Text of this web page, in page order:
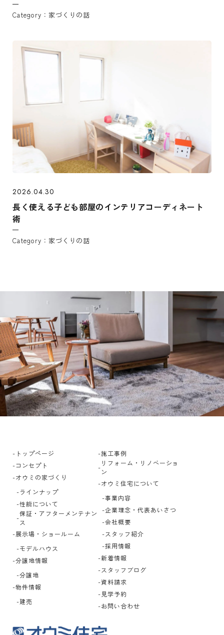
家づくりの話
2026.04.30
長く使える子ども部屋のインテリアコーディネート
術
家づくりの話
トップページ
コンセプト
オウミの家づくり
ラインナップ
性能について
保証・アフターメンテナン
ス
展示場・ショールーム
モデルハウス
分譲地情報
分譲地
物件情報
建売
施工事例
リフォーム・リノベーショ
ン
オウミ住宅について
事業内容
企業理念・代表あいさつ
会社概要
スタッフ紹介
採用情報
新着情報
スタッフブログ
資料請求
見学予約
お問い合わせ